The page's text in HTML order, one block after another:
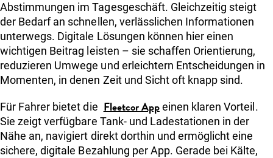
Abstimmungen im Tagesgeschäft. Gleichzeitig steigt
der Bedarf an schnellen, verlässlichen Informationen
unterwegs. Digitale Lösungen können hier einen
wichtigen Beitrag leisten – sie schaffen Orientierung,
reduzieren Umwege und erleichtern Entscheidungen in
Momenten, in denen Zeit und Sicht oft knapp sind.
Für Fahrer bietet die Fleetcor Appeinen klaren Vorteil.
Sie zeigt verfügbare Tank- und Ladestationen in der
Nähe an, navigiert direkt dorthin und ermöglicht eine
sichere, digitale Bezahlung per App. Gerade bei Kälte,